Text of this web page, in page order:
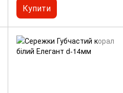
Купити